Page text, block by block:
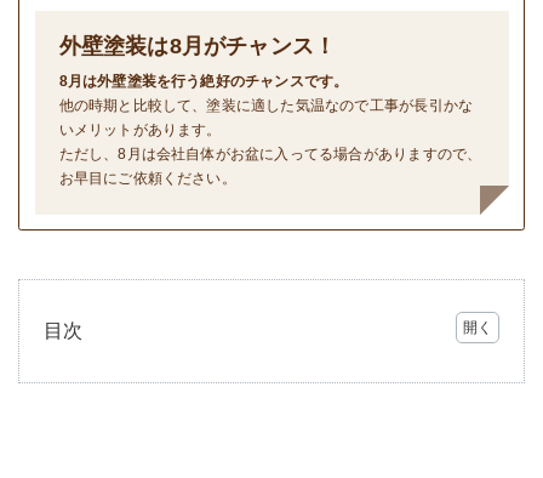
外壁塗装は8月がチャンス！
8月は外壁塗装を行う絶好のチャンスです。
他の時期と比較して、塗装に適した気温なので工事が長引かな
いメリットがあります。
ただし、8月は会社自体がお盆に入ってる場合がありますので、
お早目にご依頼ください。
目次
色選